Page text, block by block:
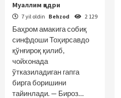
Муаллим қадри
7 yil oldin Behzod 2 129
Баҳром амакига собиқ
синфдоши Тоҳирсавдо
қўнғироқ қилиб,
чойхонада
ўтказиладиган гапга
бирга боришини
тайинлади. — Бироз…